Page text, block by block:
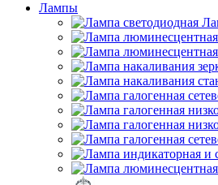
Лампы